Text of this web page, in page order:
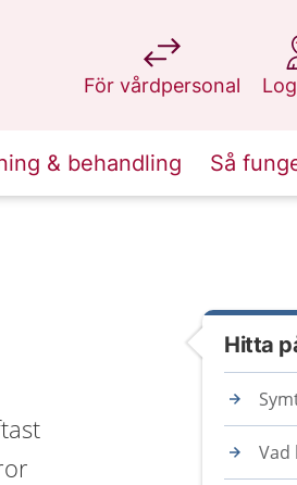
För vårdpersonal
på 1177.se
på
& behandling Så
Hitta
Vad